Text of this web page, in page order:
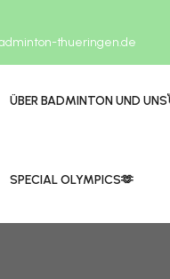
thueringen.de
ÜBER BADMINTON UND
​​SPECIAL OLYMPICS🫶